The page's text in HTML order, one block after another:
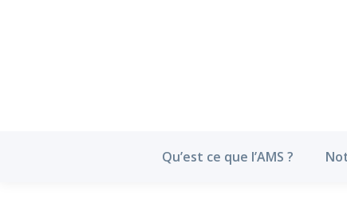
Qu’est ce que l’AMS ?